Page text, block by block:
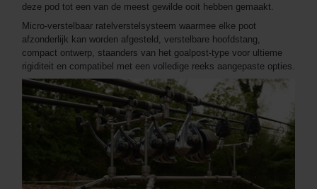
deze pod tot een van de meest gewilde ooit hebben gemaakt.
Micro-verstelbaar ratelverstelsysteem waarmee elke poot
afzonderlijk kan worden afgesteld, verstelbare hoofdstang,
compact ontwerp, staanders van het goalpost-type voor ultieme
rigiditeit en compatibel met een volledige reeks aangepaste opties.